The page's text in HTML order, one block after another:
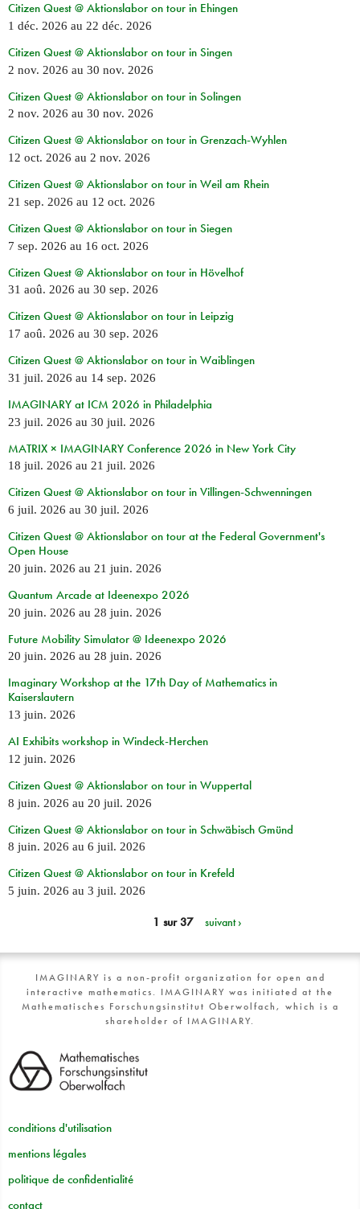
Citizen Quest @ Aktionslabor on tour in Ehingen
1 déc. 2026 au 22 déc. 2026
Citizen Quest @ Aktionslabor on tour in Singen
2 nov. 2026 au 30 nov. 2026
Citizen Quest @ Aktionslabor on tour in Solingen
2 nov. 2026 au 30 nov. 2026
Citizen Quest @ Aktionslabor on tour in Grenzach-Wyhlen
12 oct. 2026 au 2 nov. 2026
Citizen Quest @ Aktionslabor on tour in Weil am Rhein
21 sep. 2026 au 12 oct. 2026
Citizen Quest @ Aktionslabor on tour in Siegen
7 sep. 2026 au 16 oct. 2026
Citizen Quest @ Aktionslabor on tour in Hövelhof
31 aoû. 2026 au 30 sep. 2026
Citizen Quest @ Aktionslabor on tour in Leipzig
17 aoû. 2026 au 30 sep. 2026
Citizen Quest @ Aktionslabor on tour in Waiblingen
31 juil. 2026 au 14 sep. 2026
IMAGINARY at ICM 2026 in Philadelphia
23 juil. 2026 au 30 juil. 2026
MATRIX × IMAGINARY Conference 2026 in New York City
18 juil. 2026 au 21 juil. 2026
Citizen Quest @ Aktionslabor on tour in Villingen-Schwenningen
6 juil. 2026 au 30 juil. 2026
Citizen Quest @ Aktionslabor on tour at the Federal Government's
Open House
20 juin. 2026 au 21 juin. 2026
Quantum Arcade at Ideenexpo 2026
20 juin. 2026 au 28 juin. 2026
Future Mobility Simulator @ Ideenexpo 2026
20 juin. 2026 au 28 juin. 2026
Imaginary Workshop at the 17th Day of Mathematics in
Kaiserslautern
13 juin. 2026
AI Exhibits workshop in Windeck-Herchen
12 juin. 2026
Citizen Quest @ Aktionslabor on tour in Wuppertal
8 juin. 2026 au 20 juil. 2026
Citizen Quest @ Aktionslabor on tour in Schwäbisch Gmünd
8 juin. 2026 au 6 juil. 2026
Citizen Quest @ Aktionslabor on tour in Krefeld
5 juin. 2026 au 3 juil. 2026
1 sur 37 suivant ›
IMAGINARY is a non-profit organization for open and
interactive mathematics. IMAGINARY was initiated at the
Mathematisches Forschungsinstitut Oberwolfach, which is a
shareholder of IMAGINARY.
conditions d'utilisation
mentions légales
politique de confidentialité
contact